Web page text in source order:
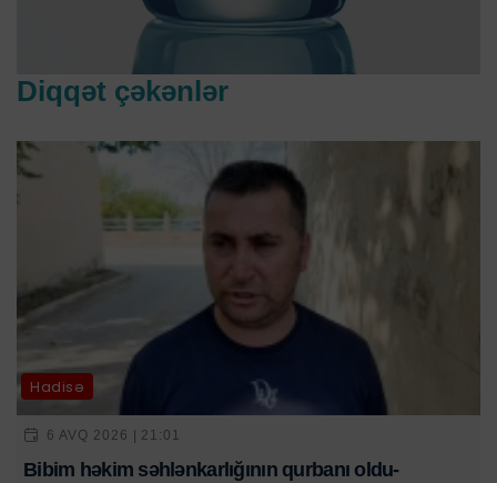
Diqqət çəkənlər
Hadisə
6 AVQ 2026 | 21:01
Bibim həkim səhlənkarlığının qurbanı oldu-